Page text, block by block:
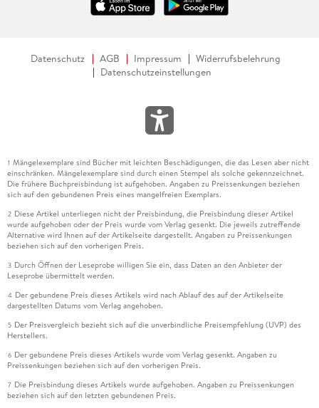
Datenschutz AGB Impressum
Widerrufsbelehrung
Datenschutzeinstellungen
1 Mängelexemplare sind Bücher mit leichten Beschädigungen, die das Lesen aber nicht
einschränken. Mängelexemplare sind durch einen Stempel als solche gekennzeichnet.
Die frühere Buchpreisbindung ist aufgehoben. Angaben zu Preissenkungen beziehen
sich auf den gebundenen Preis eines mangelfreien Exemplars.
2 Diese Artikel unterliegen nicht der Preisbindung, die Preisbindung dieser Artikel
wurde aufgehoben oder der Preis wurde vom Verlag gesenkt. Die jeweils zutreffende
Alternative wird Ihnen auf der Artikelseite dargestellt. Angaben zu Preissenkungen
beziehen sich auf den vorherigen Preis.
3 Durch Öffnen der Leseprobe willigen Sie ein, dass Daten an den Anbieter der
Leseprobe übermittelt werden.
4 Der gebundene Preis dieses Artikels wird nach Ablauf des auf der Artikelseite
dargestellten Datums vom Verlag angehoben.
5 Der Preisvergleich bezieht sich auf die unverbindliche Preisempfehlung (UVP) des
Herstellers.
6 Der gebundene Preis dieses Artikels wurde vom Verlag gesenkt. Angaben zu
Preissenkungen beziehen sich auf den vorherigen Preis.
7 Die Preisbindung dieses Artikels wurde aufgehoben. Angaben zu Preissenkungen
beziehen sich auf den letzten gebundenen Preis.